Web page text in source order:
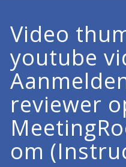
Video
youtube
reviewer
om